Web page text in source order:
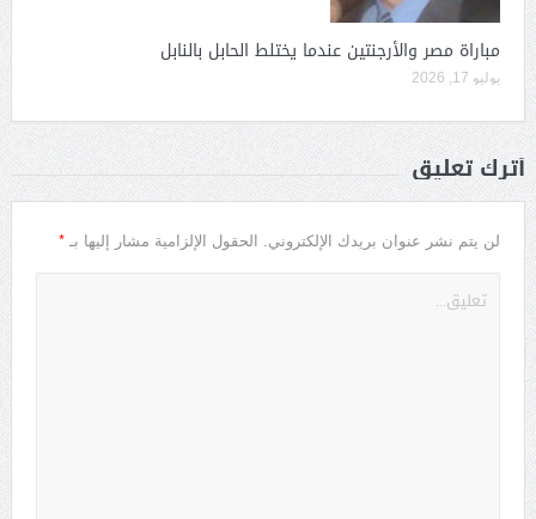
مباراة مصر والأرجنتين عندما يختلط الحابل بالنابل
يوليو 17, 2026
أترك تعليق
لن يتم نشر عنوان بريدك الإلكتروني. الحقول الإلزامية مشار إليها بـ *